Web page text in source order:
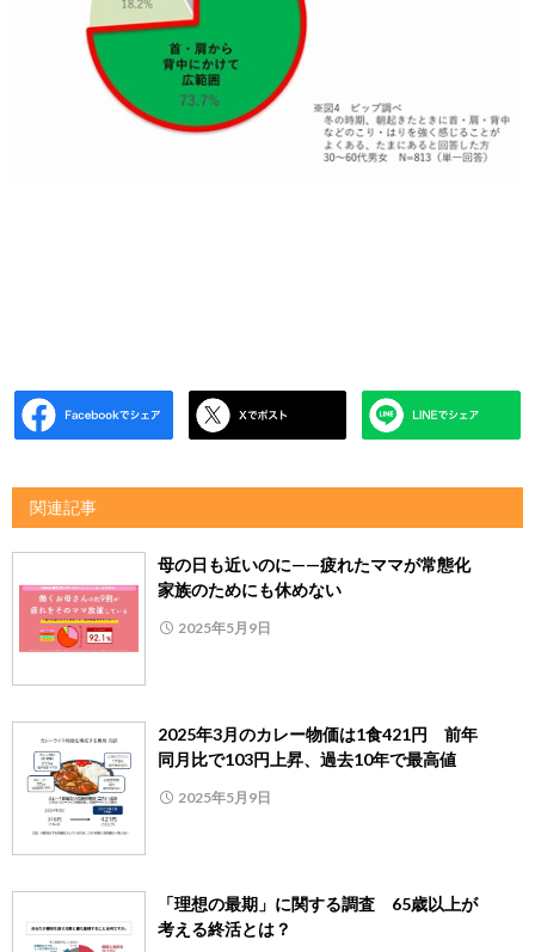
関連記事
母の日も近いのに——疲れたママが常態化
家族のためにも休めない
2025年5月9日
2025年3月のカレー物価は1食421円 前年
同月比で103円上昇、過去10年で最高値
2025年5月9日
「理想の最期」に関する調査 65歳以上が
考える終活とは？